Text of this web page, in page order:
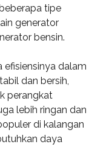
tipe
generator
bensin.
efisiensinya dalam
dan bersih,
perangkat
lebih ringan dan
di kalangan
daya